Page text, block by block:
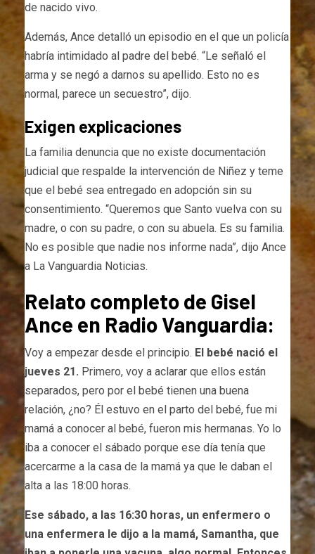
de nacido vivo.
Además, Ance detalló un episodio en el que un policía
habría intimidado al padre del bebé. “Le señaló el
arma y se negó a darnos su apellido. Esto no es
normal, parece un secuestro”, dijo.
Exigen explicaciones
La familia denuncia que no existe documentación
judicial que respalde la intervención de Niñez y teme
que el bebé sea entregado en adopción sin su
consentimiento. “Queremos que Santo vuelva con su
madre, o con su padre, o con su abuela. Es su familia.
No es posible que nadie nos informe nada”, dijo Ance
a La Vanguardia Noticias.
Relato completo de Gisel
Ance en Radio Vanguardia:
Voy a empezar desde el principio. El bebé nació el
jueves 21. Primero, voy a aclarar que ellos están
separados, pero por el bebé tienen una buena
relación, ¿no? Él estuvo en el parto del bebé, fue mi
mamá a conocer al bebé, fueron mis hermanas. Yo lo
iba a conocer el sábado porque ese día tenía que
acercarme a la casa de la mamá ya que le daban el
alta a las 18:00 horas.
Ese sábado, a las 16:30 horas, un enfermero o
una enfermera le dijo a la mamá, Samantha, que